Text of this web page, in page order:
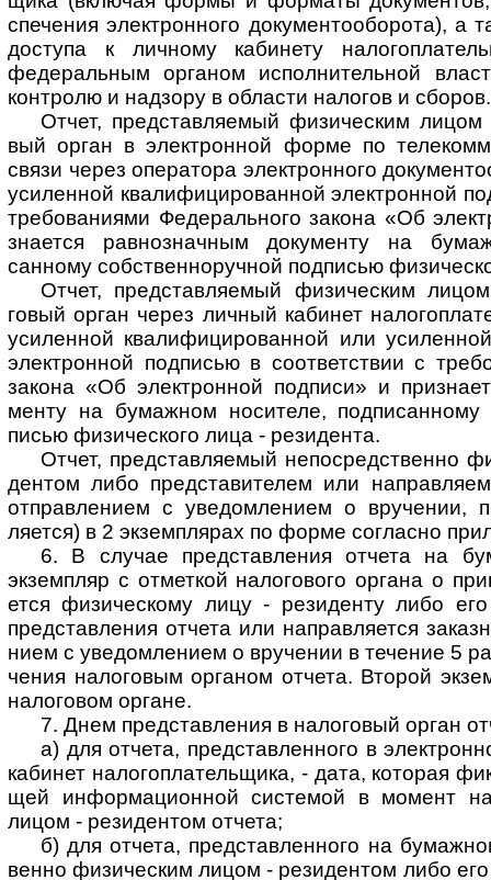
спе­че­ния эле­кт­рон­ного доку­мен­то­обо­рота), а
дос­тупа к лич­ному каби­нету
феде­раль­ным орга­ном испол­ни­тель­ной
конт­ролю и над­зору в обла­сти нало­гов и сбо­ров.
Отчет, представляемый физическим
вый орган в элект­рон­ной форме по
связи через опера­тора элект­рон­ного
усилен­ной квали­фици­ро­ван­ной элект­ронной
требо­вани­ями Федера­ль­ного закона «Об
зна­ется равно­знач­ным доку­менту на
санному соб­ствен­норуч­ной под­писью
Отчет, представляемый физическим
говый орган через личный каби­нет
усилен­ной квали­фици­рован­ной или
элект­ронной под­писью в соот­вет­ствии с
закона «Об элект­ронной под­писи» и
менту на бумаж­ном носи­теле, подпи­сан­ному
писью физи­чес­кого лица - рези­дента.
Отчет, представляемый непосред­ст­венно
дентом либо пред­стави­телем или
отправ­ле­нием с уве­дом­ле­нием о вру­чении,
ляется) в 2 экземп­лярах по форме согла­сно
6. В случае представления отчета на
экзем­пляр с отмет­кой нало­го­вого органа о
ется физи­чес­кому лицу - рези­де­нту либо
пред­став­ле­ния отчета или нап­рав­ля­ется
нием с уве­дом­ле­нием о вру­че­нии в тече­ние 5
че­ния нало­го­вым орга­ном отчета. Вто­рой
нало­го­вом органе.
7. Днем представления в налоговый орган
а) для отчета, представленного в
каби­нет нало­го­пла­тель­щика, - дата, кото­рая
щей инфор­ма­ци­он­ной сис­те­мой в момент
лицом - рези­ден­том отчета;
б) для отчета, представленного на
венно физи­чес­ким лицом - рези­ден­том либо